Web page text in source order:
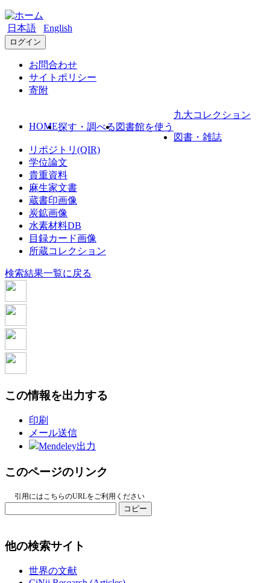
日本語 English
ログイン
お問合わせ
サイトポリシー
寄附
HOME探す・調べる 図書館を使う
九大コレクション
図書・雑誌
リポジトリ(QIR)
学位論文
貴重資料
麻生家文書
蔵書印画像
炭鉱画像
水素材料DB
目録カード画像
所蔵コレクション
検索結果一覧に戻る
この情報を出力する
印刷
メール送信
Mendeley出力
このページのリンク
引用にはこちらのURLをご利用ください
コピー
他の検索サイト
世界の文献